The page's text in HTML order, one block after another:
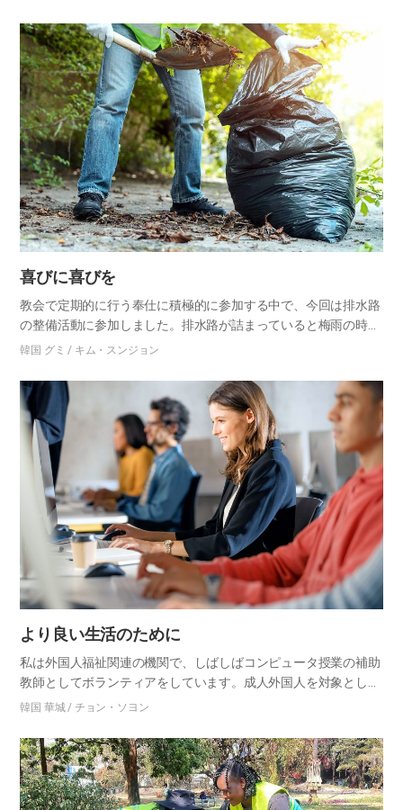
にする…
喜びに喜びを
教会で定期的に行う奉仕に積極的に参加する中で、今回は排水路
の整備活動に参加しました。排水路が詰まっていると梅雨の時に
水が氾濫する可能性が高いというニュースを聞きましたが、大雨
人が長…
韓国 グミ / キム・スンジョン
より良い生活のために
私は外国人福祉関連の機関で、しばしばコンピュータ授業の補助
教師としてボランティアをしています。成人外国人を対象とした
コンピュータ授業は、受講生のレベルに合わせて基礎知識と実習
ードで…
韓国 華城 / チョン・ソヨン